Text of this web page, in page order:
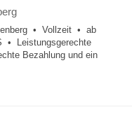
• Vollzeit • ab
• Leistungsgerechte
Bezahlung und ein